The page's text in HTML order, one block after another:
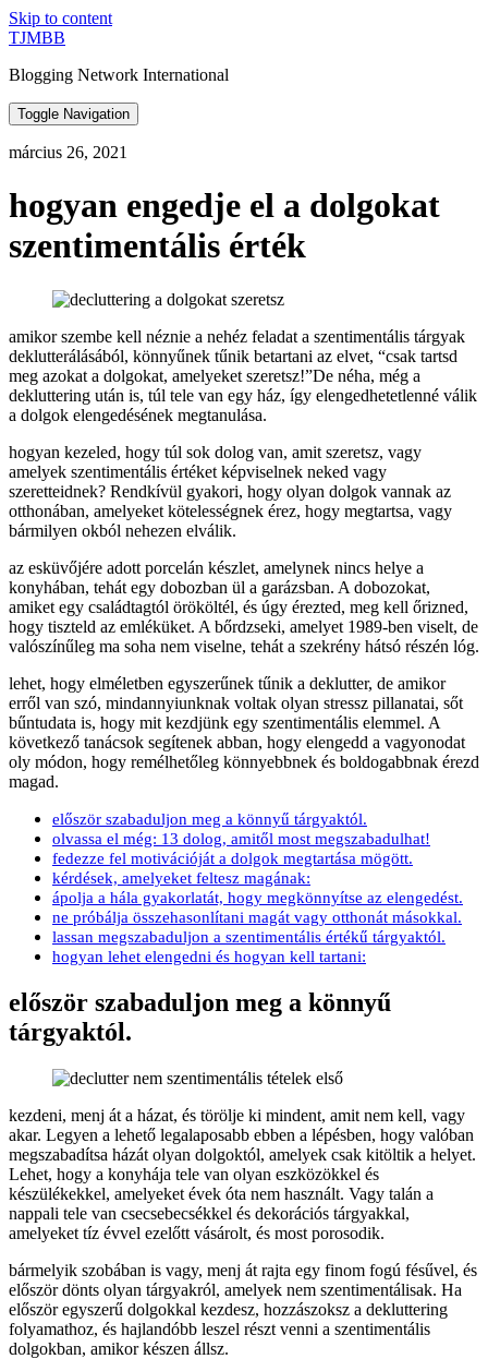
Skip to content
TJMBB
Blogging Network International
Toggle Navigation
március 26, 2021
hogyan engedje el a dolgokat
szentimentális érték
amikor szembe kell néznie a nehéz feladat a szentimentális tárgyak
deklutterálásából, könnyűnek tűnik betartani az elvet, “csak tartsd
meg azokat a dolgokat, amelyeket szeretsz!”De néha, még a
dekluttering után is, túl tele van egy ház, így elengedhetetlenné válik
a dolgok elengedésének megtanulása.
hogyan kezeled, hogy túl sok dolog van, amit szeretsz, vagy
amelyek szentimentális értéket képviselnek neked vagy
szeretteidnek? Rendkívül gyakori, hogy olyan dolgok vannak az
otthonában, amelyeket kötelességnek érez, hogy megtartsa, vagy
bármilyen okból nehezen elválik.
az esküvőjére adott porcelán készlet, amelynek nincs helye a
konyhában, tehát egy dobozban ül a garázsban. A dobozokat,
amiket egy családtagtól örököltél, és úgy érezted, meg kell őrizned,
hogy tiszteld az emléküket. A bőrdzseki, amelyet 1989-ben viselt, de
valószínűleg ma soha nem viselne, tehát a szekrény hátsó részén lóg.
lehet, hogy elméletben egyszerűnek tűnik a deklutter, de amikor
erről van szó, mindannyiunknak voltak olyan stressz pillanatai, sőt
bűntudata is, hogy mit kezdjünk egy szentimentális elemmel. A
következő tanácsok segítenek abban, hogy elengedd a vagyonodat
oly módon, hogy remélhetőleg könnyebbnek és boldogabbnak érezd
magad.
először szabaduljon meg a könnyű tárgyaktól.
olvassa el még: 13 dolog, amitől most megszabadulhat!
fedezze fel motivációját a dolgok megtartása mögött.
kérdések, amelyeket feltesz magának:
ápolja a hála gyakorlatát, hogy megkönnyítse az elengedést.
ne próbálja összehasonlítani magát vagy otthonát másokkal.
lassan megszabaduljon a szentimentális értékű tárgyaktól.
hogyan lehet elengedni és hogyan kell tartani:
először szabaduljon meg a könnyű
tárgyaktól.
kezdeni, menj át a házat, és törölje ki mindent, amit nem kell, vagy
akar. Legyen a lehető legalaposabb ebben a lépésben, hogy valóban
megszabadítsa házát olyan dolgoktól, amelyek csak kitöltik a helyet.
Lehet, hogy a konyhája tele van olyan eszközökkel és
készülékekkel, amelyeket évek óta nem használt. Vagy talán a
nappali tele van csecsebecsékkel és dekorációs tárgyakkal,
amelyeket tíz évvel ezelőtt vásárolt, és most porosodik.
bármelyik szobában is vagy, menj át rajta egy finom fogú fésűvel, és
először dönts olyan tárgyakról, amelyek nem szentimentálisak. Ha
először egyszerű dolgokkal kezdesz, hozzászoksz a dekluttering
folyamathoz, és hajlandóbb leszel részt venni a szentimentális
dolgokban, amikor készen állsz.